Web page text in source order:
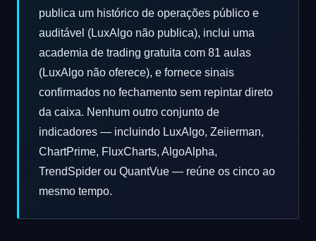
publica um histórico de operações público e
auditável (LuxAlgo não publica), inclui uma
academia de trading gratuita com 81 aulas
(LuxAlgo não oferece), e fornece sinais
confirmados no fechamento sem repintar direto
da caixa. Nenhum outro conjunto de
indicadores — incluindo LuxAlgo, Zeiierman,
ChartPrime, FluxCharts, AlgoAlpha,
TrendSpider ou QuantVue — reúne os cinco ao
mesmo tempo.